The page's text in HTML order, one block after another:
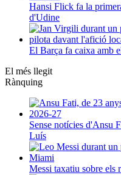
Hansi Flick fa la
d'Udine
El Barça fa caixa amb
El més llegit
Rànquing
Sense notícies d'Ansu
Luís
Messi taxatiu sobre els